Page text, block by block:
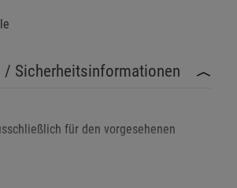
/ Sicherheitsinformationen
für den vorgesehenen
fernhalten, da das Material